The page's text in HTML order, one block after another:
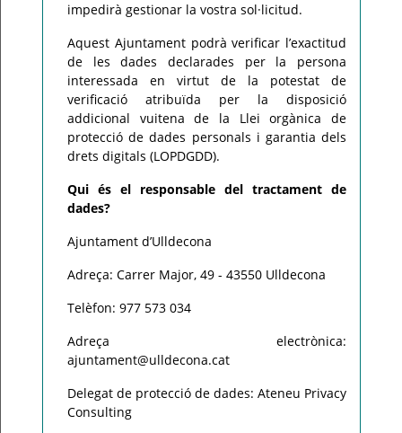
impedirà gestionar la vostra sol·licitud.
Aquest Ajuntament podrà verificar l’exactitud
de les dades declarades per la persona
interessada en virtut de la potestat de
verificació atribuïda per la disposició
addicional vuitena de la Llei orgànica de
protecció de dades personals i garantia dels
drets digitals (LOPDGDD).
Qui és el responsable del tractament de
dades?
Ajuntament d’Ulldecona
Adreça: Carrer Major, 49 - 43550 Ulldecona
Telèfon: 977 573 034
Adreça electrònica:
ajuntament@ulldecona.cat
Delegat de protecció de dades: Ateneu Privacy
Consulting